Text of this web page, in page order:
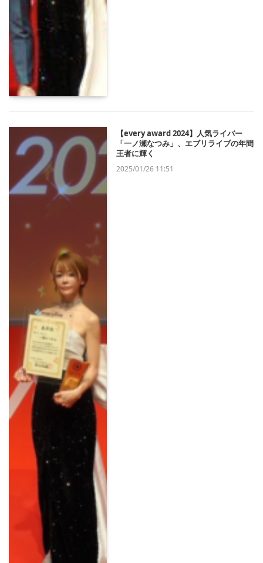
【every award 2024】人気ライバー
「一ノ瀬なつみ」、エブリライブの年間
王者に輝く
2025/01/26 11:51